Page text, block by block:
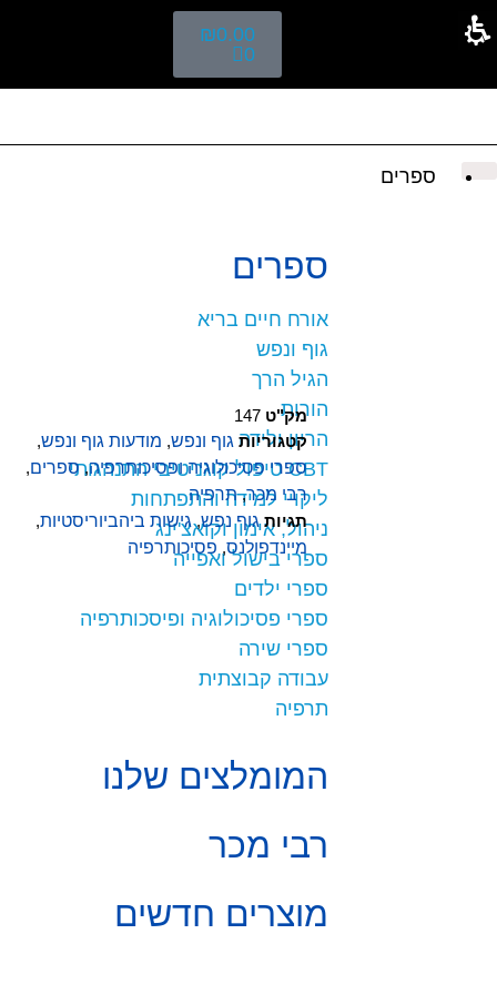
₪0.00
0
ספרים
ספרים
אורח חיים בריא
גוף ונפש
הגיל הרך
הורות
הריון ולידה
CBT טיפול קוגניטיבי התנהגותי
ליקויי למידה והתפתחות
ניהול, אימון וקואצ'ינג
ספרי בישול ואפייה
ספרי ילדים
ספרי פסיכולוגיה ופיסכותרפיה
ספרי שירה
עבודה קבוצתית
תרפיה
המומלצים שלנו
רבי מכר
מוצרים חדשים
מק"ט147
קטגוריות גוף ונפש, מודעות גוף ונפש,
ספרי פסיכולוגיה ופסיכותרפיה,ספרים,
רבי מכר,תרפיה
תגיות גוף נפש,גישות ביהביוריסטיות,
מיינדפולנס, פסיכותרפיה